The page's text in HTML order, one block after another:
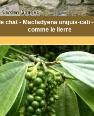
comme le lierre